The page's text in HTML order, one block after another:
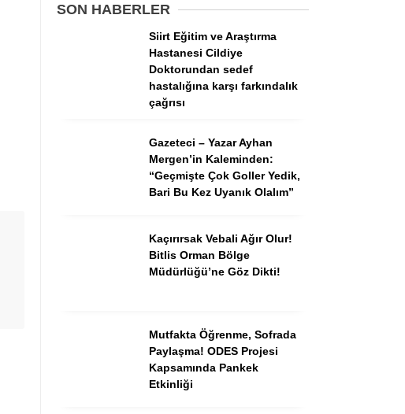
SON HABERLER
Siirt Eğitim ve Araştırma
Hastanesi Cildiye
Doktorundan sedef
hastalığına karşı farkındalık
çağrısı
Gazeteci – Yazar Ayhan
Mergen’in Kaleminden:
“Geçmişte Çok Goller Yedik,
Bari Bu Kez Uyanık Olalım”
Kaçırırsak Vebali Ağır Olur!
Bitlis Orman Bölge
Müdürlüğü’ne Göz Dikti!
Mutfakta Öğrenme, Sofrada
Paylaşma! ODES Projesi
Kapsamında Pankek
Etkinliği